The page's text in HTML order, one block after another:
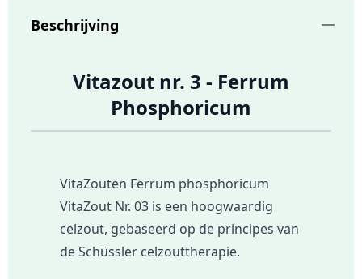
Beschrijving
Vitazout nr. 3 - Ferrum
Phosphoricum
VitaZouten Ferrum phosphoricum
VitaZout Nr. 03 is een hoogwaardig
celzout, gebaseerd op de principes van
de Schüssler celzouttherapie.